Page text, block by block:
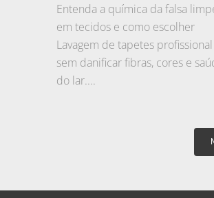
Entenda a química da falsa
em tecidos e como escolher
Lavagem de tapetes profissional
sem danificar fibras, cores e
do lar....